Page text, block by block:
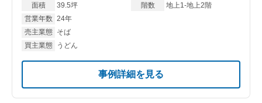
面積 39.5坪 階数
地上1-地上2階
営業年数 24年
売主業態
そば
買主業態
うどん
事例詳細を見る